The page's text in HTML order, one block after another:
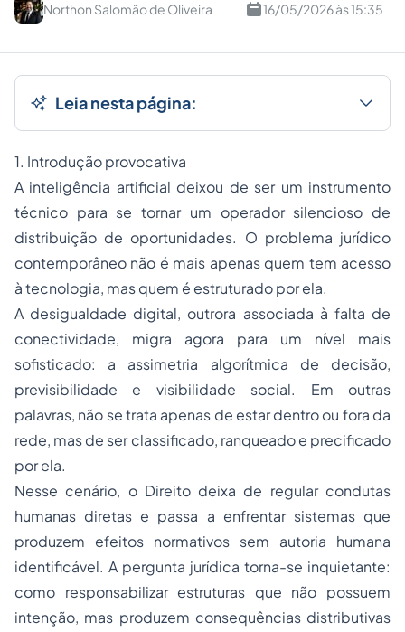
Northon Salomão de Oliveira 16/05/2026 às 15:35
Leia nesta página:
1. Introdução provocativa
A inteligência artificial deixou de ser um instrumento
técnico para se tornar um operador silencioso de
distribuição de oportunidades. O problema jurídico
contemporâneo não é mais apenas quem tem acesso
à tecnologia, mas quem é estruturado por ela.
A desigualdade digital, outrora associada à falta de
conectividade, migra agora para um nível mais
sofisticado: a assimetria algorítmica de decisão,
previsibilidade e visibilidade social. Em outras
palavras, não se trata apenas de estar dentro ou fora da
rede, mas de ser classificado, ranqueado e precificado
por ela.
Nesse cenário, o Direito deixa de regular condutas
humanas diretas e passa a enfrentar sistemas que
produzem efeitos normativos sem autoria humana
identificável. A pergunta jurídica torna-se inquietante:
como responsabilizar estruturas que não possuem
intenção, mas produzem consequências distributivas